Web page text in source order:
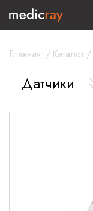
Главная / Каталог/
Датчики